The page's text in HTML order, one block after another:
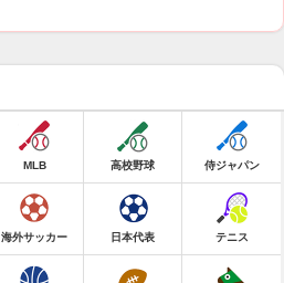
MLB 高校野球 侍ジャパン
海外サッカー 日本代表 テニス